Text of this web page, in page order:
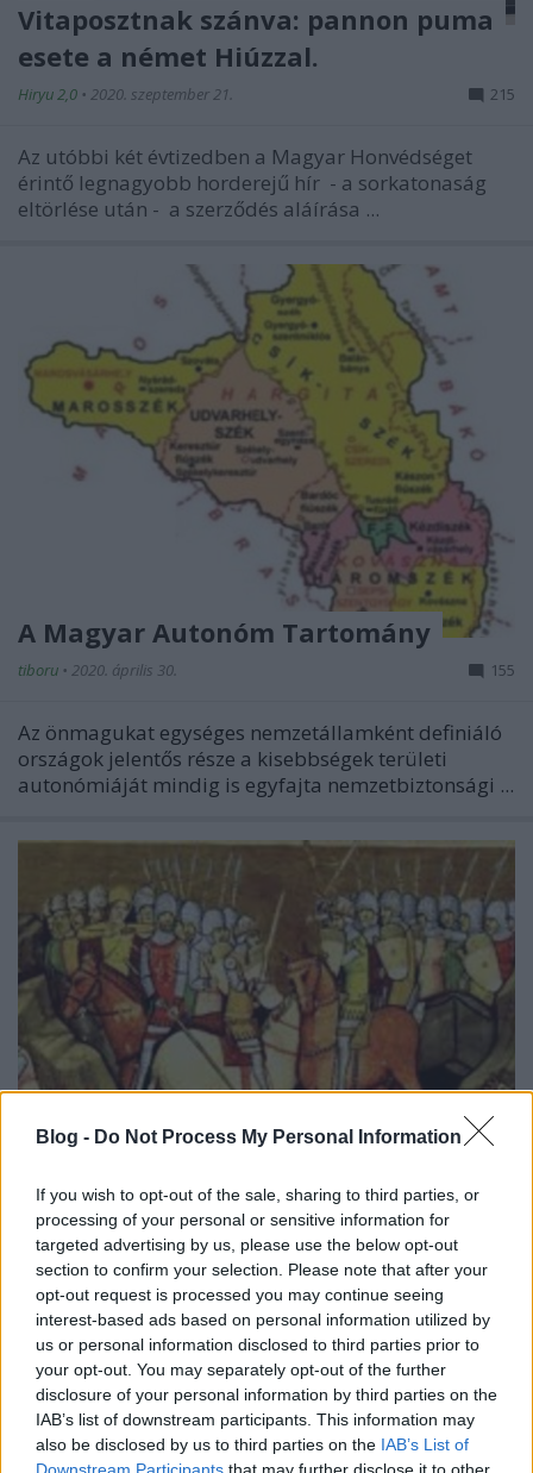
Blog - Do Not Process My Personal Information
If you wish to opt-out of the sale, sharing to third parties, or
processing of your personal or sensitive information for
targeted advertising by us, please use the below opt-out
section to confirm your selection. Please note that after your
opt-out request is processed you may continue seeing
interest-based ads based on personal information utilized by
us or personal information disclosed to third parties prior to
your opt-out. You may separately opt-out of the further
disclosure of your personal information by third parties on the
IAB’s list of downstream participants. This information may
also be disclosed by us to third parties on the IAB’s List of
Vitaposztnak szánva: pannon puma
esete a német Hiúzzal.
Hiryu 2,0 • 2020. szeptember 21. 215
Az utóbbi két évtizedben a Magyar Honvédséget
érintő legnagyobb horderejű hír - a sorkatonaság
eltörlése után - a szerződés aláírása ...
A Magyar Autonóm Tartomány
tiboru • 2020. április 30. 155
Az önmagukat egységes nemzetállamként definiáló
országok jelentős része a kisebbségek területi
autonómiáját mindig is egyfajta nemzetbiztonsági ...
Az Árpád-házi királyok hadserege- II.
rész
Fredddy•2020. április 29.
Azelőző részbenszóvolt a sereg szervezéséről,
felépítéséről, következzen most a felszerelésének
ismertetése.
Erre akkoriban nem létezett ...